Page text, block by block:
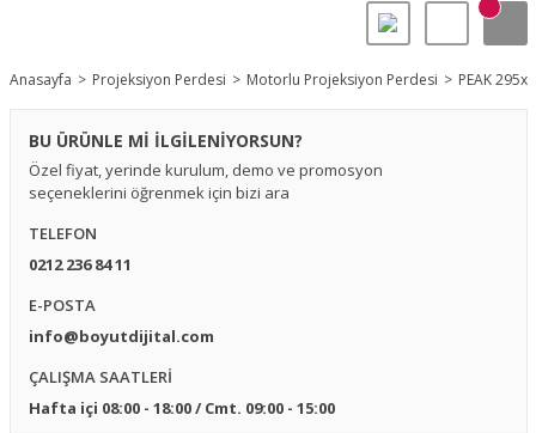
Anasayfa Projeksiyon Perdesi Motorlu Projeksiyon Perdesi PEAK
BU ÜRÜNLE Mİ İLGİLENİYORSUN?
Özel fiyat, yerinde kurulum, demo ve promosyon
seçeneklerini öğrenmek için bizi ara
TELEFON
0212 236 84 11
E-POSTA
info@boyutdijital.com
ÇALIŞMA SAATLERİ
Hafta içi 08:00 - 18:00 / Cmt. 09:00 - 15:00